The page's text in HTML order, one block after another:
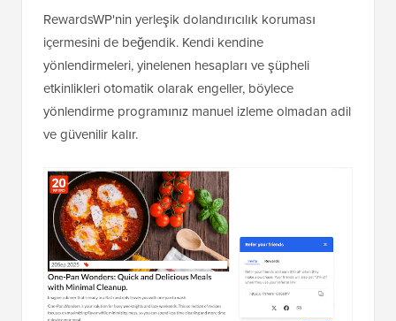
RewardsWP'nin yerleşik dolandırıcılık koruması
içermesini de beğendik. Kendi kendine
yönlendirmeleri, yinelenen hesapları ve şüpheli
etkinlikleri otomatik olarak engeller, böylece
yönlendirme programınız manuel izleme olmadan adil
ve güvenilir kalır.